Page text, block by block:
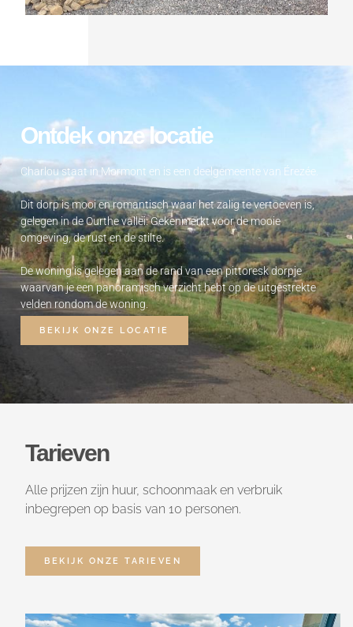
Ontdek onze locatie
Charlou staat in Mormont en is een deelgemeente van Érezée.
Dit dorp is mooi en romantisch waar het zalig te vertoeven is,
gelegen in de Ourthe vallei. Gekenmerkt voor de mooie
omgeving, de rust en de stilte.
De woning is gelegen aan de rand van een pittoresk dorpje
waarvan je een panoramisch verzicht hebt op de uitgestrekte
velden rondom de woning.
BEKIJK ONZE LOCATIE
Tarieven
Alle prijzen zijn huur, schoonmaak en verbruik
inbegrepen op basis van 10 personen.
BEKIJK ONZE TARIEVEN